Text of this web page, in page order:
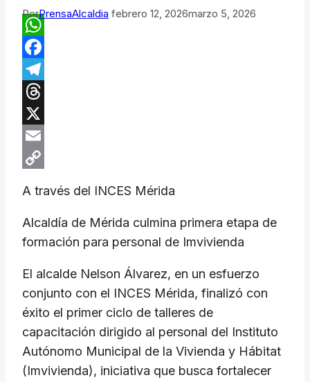
PorPrensaAlcaldia febrero 12, 2026marzo 5, 2026
WhatsApp
Facebook
Telegram
Threads
X
Email
A través del INCES Mérida
Alcaldía de Mérida culmina primera etapa de
formación para personal de Imvivienda
El alcalde Nelson Álvarez, en un esfuerzo
conjunto con el INCES Mérida, finalizó con
éxito el primer ciclo de talleres de
capacitación dirigido al personal del Instituto
Autónomo Municipal de la Vivienda y Hábitat
(Imvivienda), iniciativa que busca fortalecer